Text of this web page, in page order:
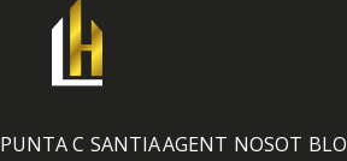
PUNTA C SANTIAAGENT NOSOT BLO